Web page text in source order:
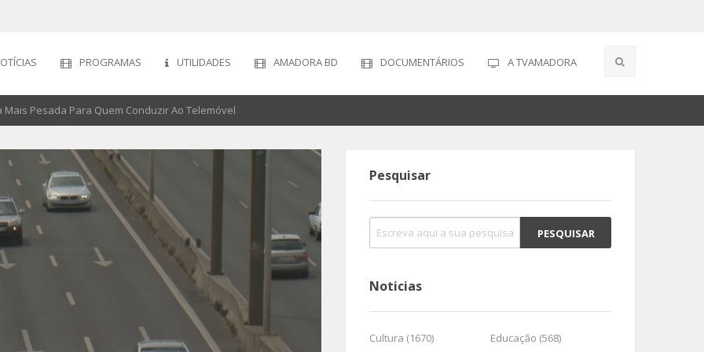
PROGRAMAS UTILIDADES AMADORA BD DOCUMENTÁRIOS A TVAMADORA
Mais Pesada Para Quem Conduzir Ao Telemóvel
Pesquisar
Noticias
Cultura (1670)
Educação (568)